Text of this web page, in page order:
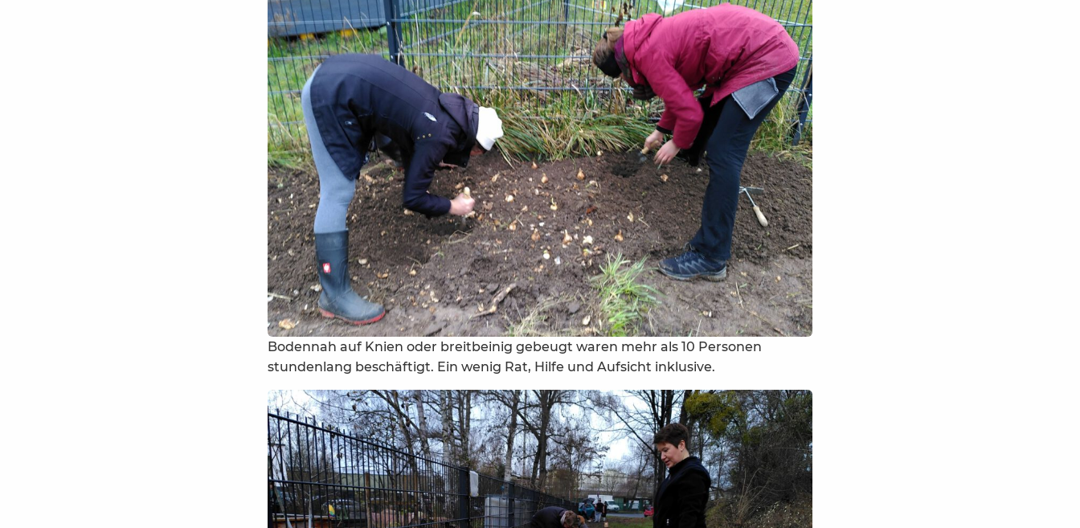
Bodennah auf Knien oder breitbeinig gebeugt waren mehr als 10 Personen
stundenlang beschäftigt. Ein wenig Rat, Hilfe und Aufsicht inklusive.